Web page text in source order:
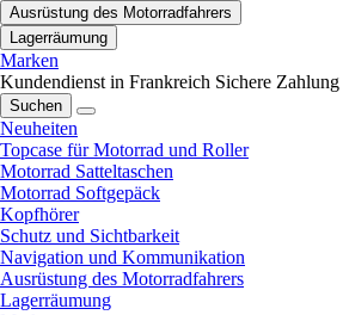
Ausrüstung des Motorradfahrers
Lagerräumung
Marken
Kundendienst in Frankreich Sichere Zahlung
Suchen
Neuheiten
Topcase für Motorrad und Roller
Motorrad Satteltaschen
Motorrad Softgepäck
Kopfhörer
Schutz und Sichtbarkeit
Navigation und Kommunikation
Ausrüstung des Motorradfahrers
Lagerräumung